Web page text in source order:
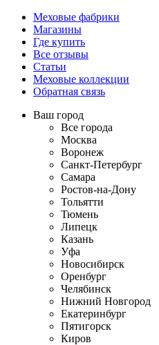
Меховые фабрики
Магазины
Где купить
Все отзывы
Статьи
Меховые коллекции
Обратная связь
Ваш город
Все города
Москва
Воронеж
Санкт-Петербург
Самара
Ростов-на-Дону
Тольятти
Тюмень
Липецк
Казань
Уфа
Новосибирск
Оренбург
Челябинск
Нижний Новгород
Екатеринбург
Пятигорск
Киров